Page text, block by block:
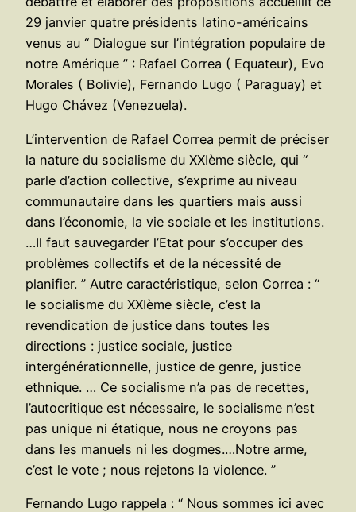
29 janvier quatre présidents latino-américains
venus au “ Dialogue sur l’intégration populaire de
notre Amérique ” : Rafael Correa ( Equateur), Evo
Morales ( Bolivie), Fernando Lugo ( Paraguay) et
Hugo Chávez (Venezuela).
L’intervention de Rafael Correa permit de préciser
la nature du socialisme du XXIème siècle, qui “
parle d’action collective, s’exprime au niveau
communautaire dans les quartiers mais aussi
dans l’économie, la vie sociale et les institutions.
…Il faut sauvegarder l’Etat pour s’occuper des
problèmes collectifs et de la nécessité de
planifier. ” Autre caractéristique, selon Correa : “
le socialisme du XXIème siècle, c’est la
revendication de justice dans toutes les
directions : justice sociale, justice
intergénérationnelle, justice de genre, justice
ethnique. … Ce socialisme n’a pas de recettes,
l’autocritique est nécessaire, le socialisme n’est
pas unique ni étatique, nous ne croyons pas
dans les manuels ni les dogmes.…Notre arme,
c’est le vote ; nous rejetons la violence. ”
Fernando Lugo rappela : “ Nous sommes ici avec